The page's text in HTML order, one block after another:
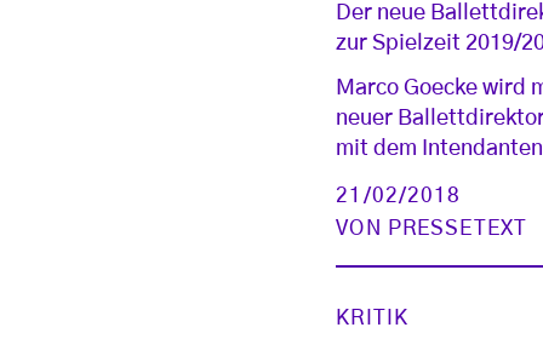
Der neue
zur Spielzeit 2019/
Marco Goecke wird
neuer
mit dem
21/02/2018
VON
PRESSETEXT
KRITIK